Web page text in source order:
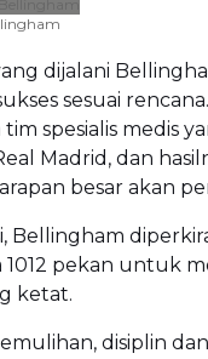
dijalani
sesuai
spesialis medis
Madrid, dan
besar akan
Bellingham
1012 pekan untuk
ketat.
disiplin